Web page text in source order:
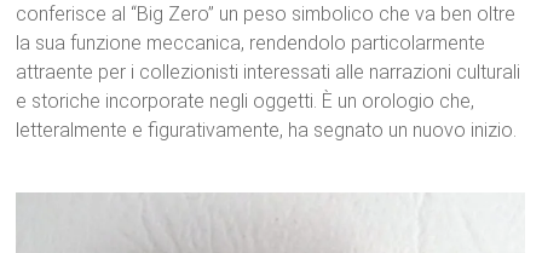
conferisce al “Big Zero” un peso simbolico che va ben oltre
la sua funzione meccanica, rendendolo particolarmente
attraente per i collezionisti interessati alle narrazioni culturali
e storiche incorporate negli oggetti. È un orologio che,
letteralmente e figurativamente, ha segnato un nuovo inizio.